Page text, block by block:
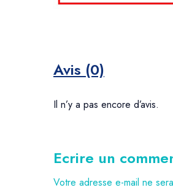
Avis (0)
Il n’y a pas encore d’avis.
Ecrire un
Votre adresse e-mail ne